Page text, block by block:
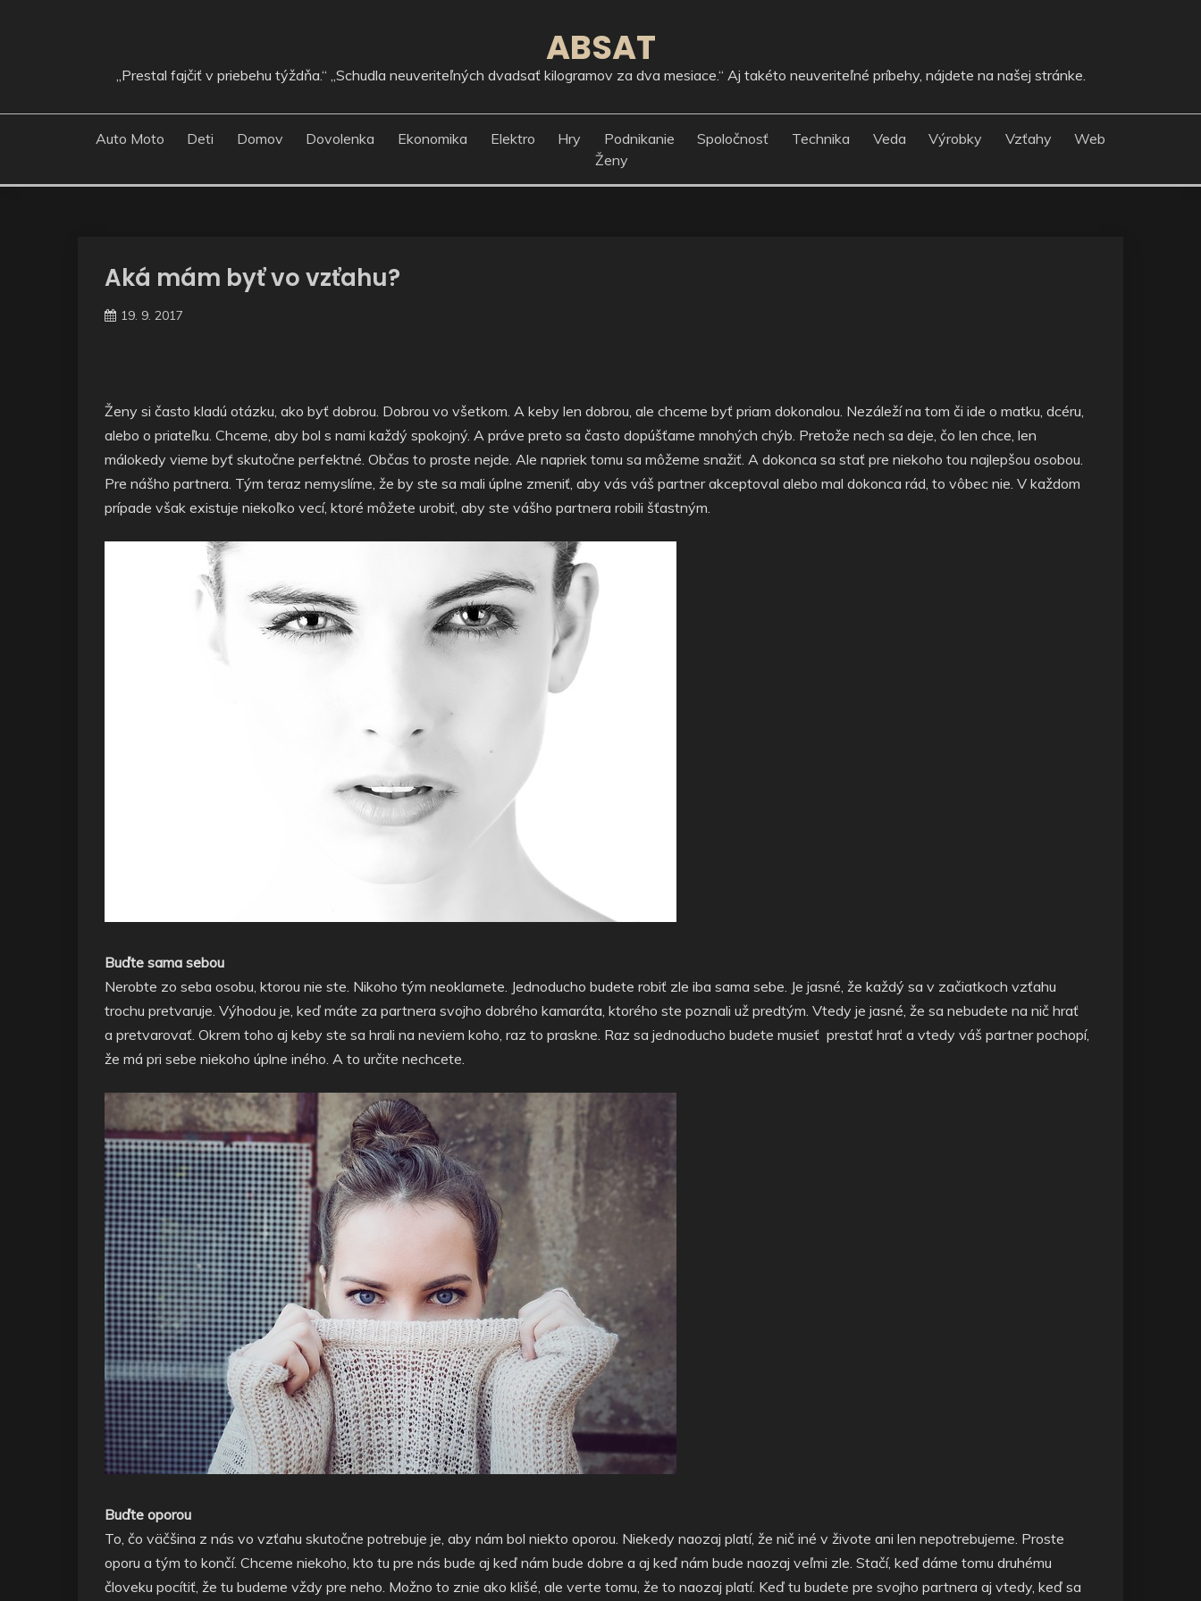
ABSAT
„Prestal fajčiť v priebehu týždňa.“ „Schudla neuveriteľných dvadsať kilogramov za dva mesiace.“ Aj takéto neuveriteľné príbehy, nájdete na našej stránke.
Auto Moto Deti Domov Dovolenka Ekonomika Elektro Hry Podnikanie Spoločnosť Technika Veda Výrobky Vzťahy
Web
Ženy
Aká mám byť vo vzťahu?
19. 9. 2017
Ženy si často kladú otázku, ako byť dobrou. Dobrou vo všetkom. A keby len dobrou, ale chceme byť priam dokonalou. Nezáleží na tom či ide o matku, dcéru,
alebo o priateľku. Chceme, aby bol s nami každý spokojný. A práve preto sa často dopúšťame mnohých chýb. Pretože nech sa deje, čo len chce, len
málokedy vieme byť skutočne perfektné. Občas to proste nejde. Ale napriek tomu sa môžeme snažiť. A dokonca sa stať pre niekoho tou najlepšou osobou.
Pre nášho partnera. Tým teraz nemyslíme, že by ste sa mali úplne zmeniť, aby vás váš partner akceptoval alebo mal dokonca rád, to vôbec nie. V každom
prípade však existuje niekoľko vecí, ktoré môžete urobiť, aby ste vášho partnera robili šťastným.
Buďte sama sebou
Nerobte zo seba osobu, ktorou nie ste. Nikoho tým neoklamete. Jednoducho budete robiť zle iba sama sebe. Je jasné, že každý sa v začiatkoch vzťahu
trochu pretvaruje. Výhodou je, keď máte za partnera svojho dobrého kamaráta, ktorého ste poznali už predtým. Vtedy je jasné, že sa nebudete na nič hrať
a pretvarovať. Okrem toho aj keby ste sa hrali na neviem koho, raz to praskne. Raz sa jednoducho budete musieť prestať hrať a vtedy váš partner pochopí,
že má pri sebe niekoho úplne iného. A to určite nechcete.
Buďte oporou
To, čo väčšina z nás vo vzťahu skutočne potrebuje je, aby nám bol niekto oporou. Niekedy naozaj platí, že nič iné v živote ani len nepotrebujeme. Proste
oporu a tým to končí. Chceme niekoho, kto tu pre nás bude aj keď nám bude dobre a aj keď nám bude naozaj veľmi zle. Stačí, keď dáme tomu druhému
človeku pocítiť, že tu budeme vždy pre neho. Možno to znie ako klišé, ale verte tomu, že to naozaj platí. Keď tu budete pre svojho partnera aj vtedy, keď sa